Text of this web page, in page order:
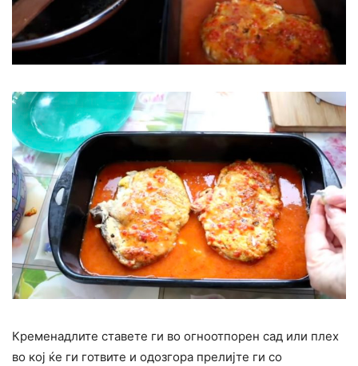
Кременадлите ставете ги во огноотпорен сад или плех
во кој ќе ги готвите и одозгора прелијте ги со